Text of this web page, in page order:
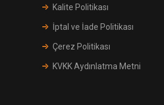
Kalite Politikası
İptal ve İade Politikası
Çerez Politikası
KVKK Aydınlatma Metni